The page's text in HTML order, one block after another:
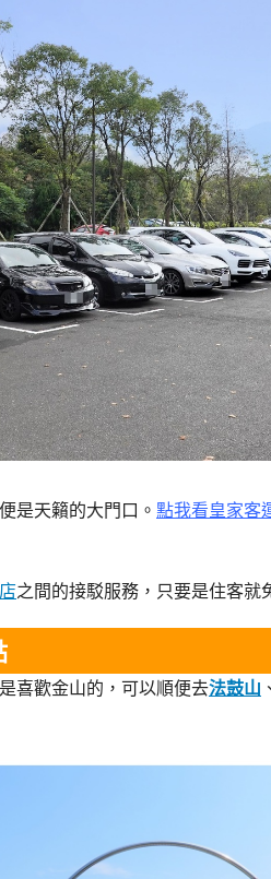
是天籟的大門口。 點我看皇家客
之間的接駁服務，只要是住客就
是喜歡金山的，可以順便去法鼓山 、